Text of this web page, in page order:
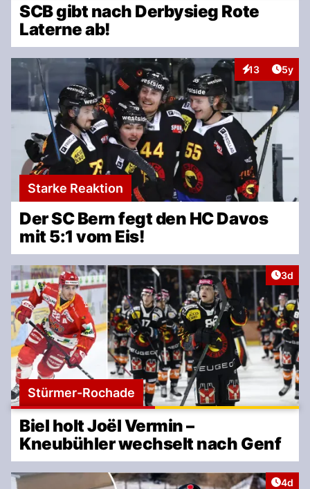
SCB gibt nach Derbysieg Rote
Laterne ab!
13
Interaktionen
5y
Starke Reaktion
Der SC Bern fegt den HC Davos
mit 5:1 vom Eis!
3d
Stürmer-Rochade
Biel holt Joël Vermin –
Kneubühler wechselt nach Genf
4d